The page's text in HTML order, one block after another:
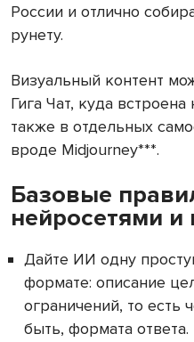
России и отлично
рунету.
Визуальный контент
Гига Чат, куда
также в отдельных
вроде Midjourney***.
Базовые
нейросетями и
Дайте ИИ одну
формате: описание
ограничений, то есть
быть, формата ответа.